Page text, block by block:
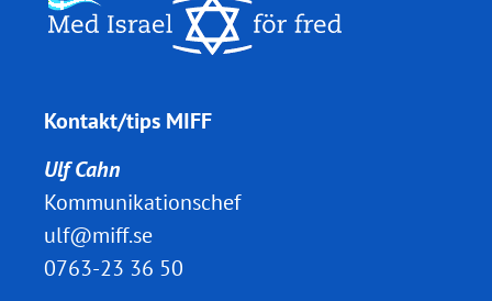
Kontakt/tips MIFF
Ulf Cahn
Kommunikationschef
ulf@miff.se
0763-23 36 50